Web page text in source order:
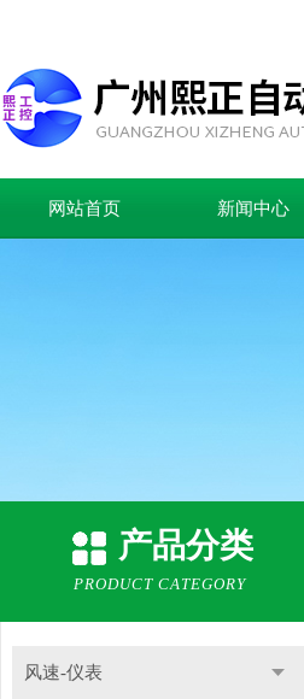
网站首页 新闻中心
产品分类
PRODUCT CATEGORY
风速-仪表